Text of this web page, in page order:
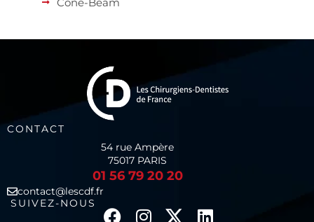
CONTACT
54 rue Ampère
75017 PARIS
01 56 79 20 20
contact@lescdf.fr
SUIVEZ-NOUS